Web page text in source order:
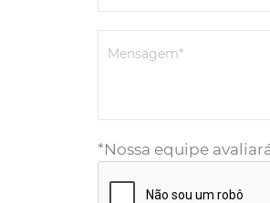
Mensagem*
*Nossa equipe